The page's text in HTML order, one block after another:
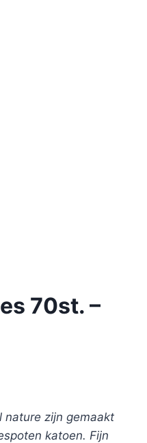
70st. –
nature zijn gemaakt
katoen. Fijn